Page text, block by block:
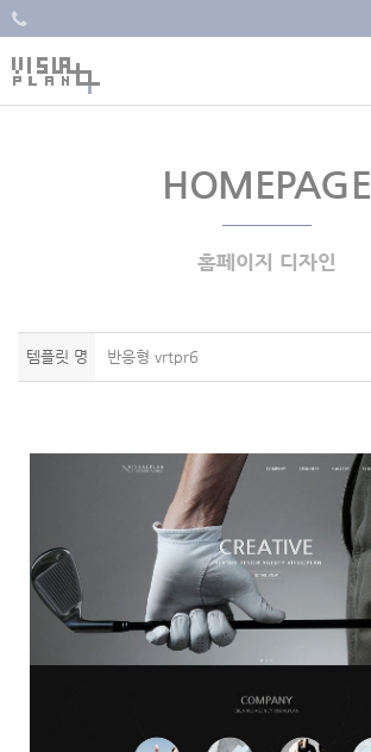
HOMEPAGE
홈페이지 디자인
템플릿 명 반응형 vrtpr6